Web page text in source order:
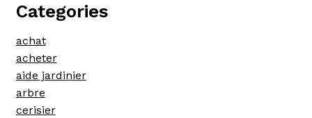
Categories
achat
acheter
aide jardinier
arbre
cerisier